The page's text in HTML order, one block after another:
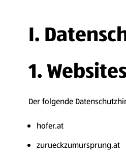
I.
1.
Der folgende
hofer.at
zurueckzumursprung.at